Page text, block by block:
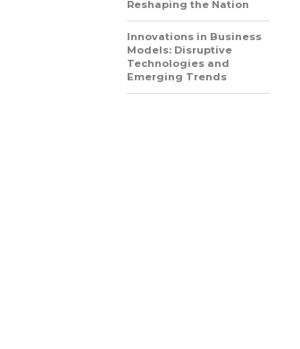
Reshaping the Nation
Innovations in Business
Models: Disruptive
Technologies and
Emerging Trends